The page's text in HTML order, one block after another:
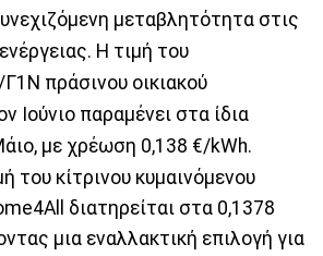
μεταβλητότητα στις
Η τιμή του
πράσινου οικιακού
Ιούνιο παραμένει στα ίδια
με χρέωση 0,138 €/kWh.
του κίτρινου κυμαινόμενου
διατηρείται στα 0,1378
μια εναλλακτική επιλογή για